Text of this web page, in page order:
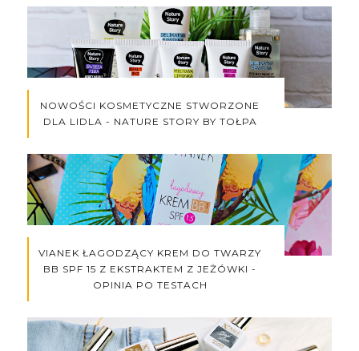
NOWOŚCI KOSMETYCZNE STWORZONE
DLA LIDLA - NATURE STORY BY TOŁPA
VIANEK ŁAGODZĄCY KREM DO TWARZY
BB SPF 15 Z EKSTRAKTEM Z JEŻÓWKI -
OPINIA PO TESTACH